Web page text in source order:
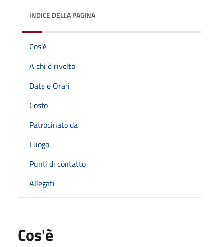
INDICE DELLA PAGINA
Cos'è
A chi è rivolto
Date e Orari
Costo
Patrocinato da
Luogo
Punti di contatto
Allegati
Cos'è